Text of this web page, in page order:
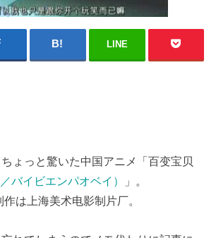
LINE
ょっと驚いた中国アニメ「百变宝贝
バイビエンパオベイ）
」。
は上海美术电影制片厂。